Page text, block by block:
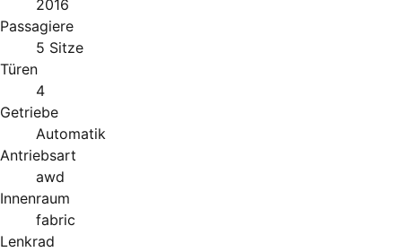
2016
Passagiere
5 Sitze
Türen
4
Getriebe
Automatik
Antriebsart
awd
Innenraum
fabric
Lenkrad